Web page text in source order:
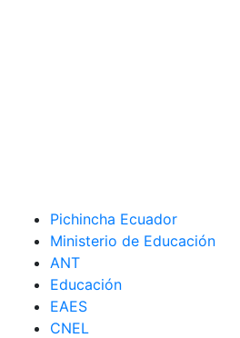
Pichincha Ecuador
Ministerio de Educación
ANT
Educación
EAES
CNEL